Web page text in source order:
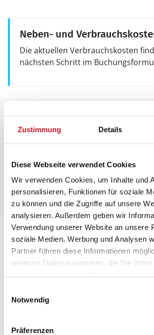
Zustimmung Details
Diese Webseite verwendet Cookies
Wir verwenden Cookies, um Inhalte und
personalisieren, Funktionen für soziale
zu können und die Zugriffe auf unsere
analysieren. Außerdem geben wir
Verwendung unserer Website an unsere
soziale Medien, Werbung und Analysen
Partner führen diese Informationen
weiteren Daten zusammen, die Sie
Notwendig
Präferenzen
Neben- und
Die aktuellen Verbrauchskosten
nächsten Schritt im
Raumaufteilung
Lageplan
Adresse
8305 Samsø